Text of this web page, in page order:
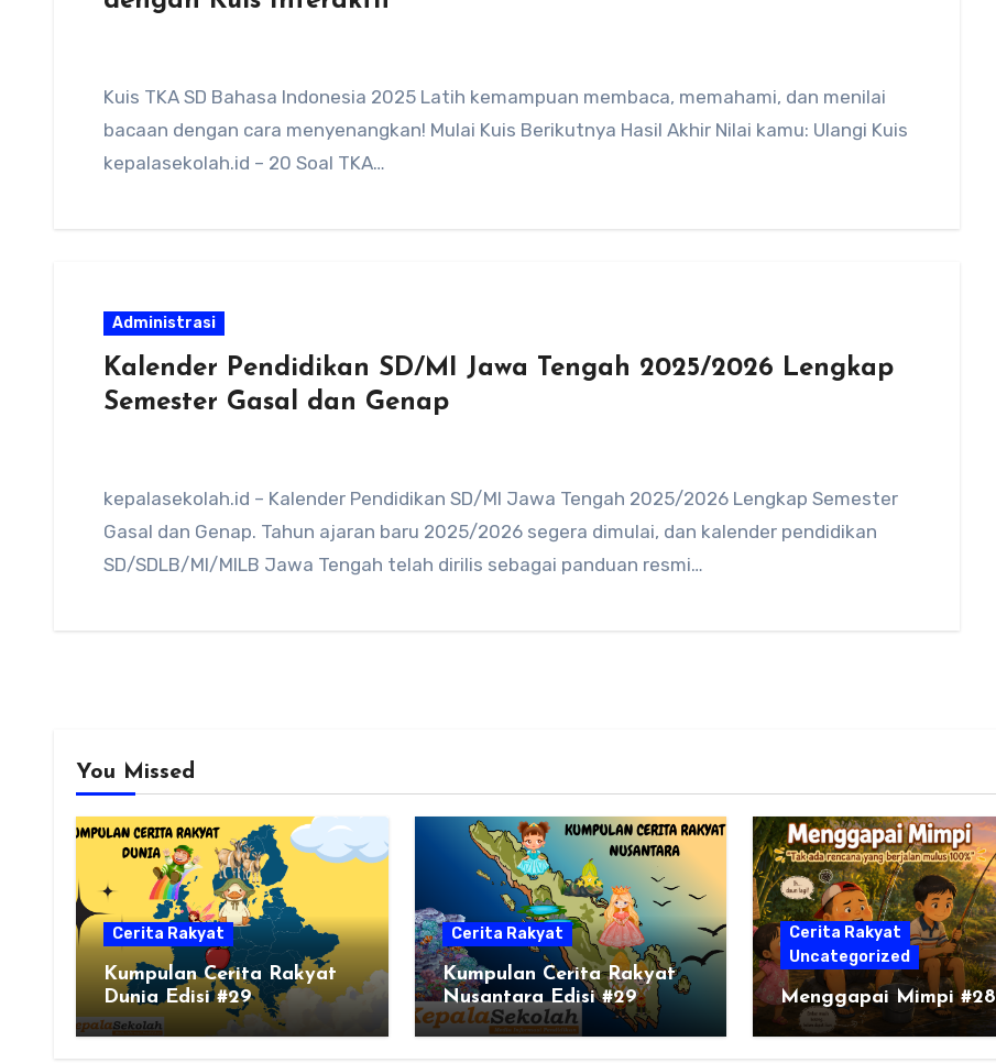
Kuis TKA SD Bahasa Indonesia 2025 Latih kemampuan membaca, memahami, dan menilai
bacaan dengan cara menyenangkan! Mulai Kuis Berikutnya Hasil Akhir Nilai kamu: Ulangi Kuis
kepalasekolah.id – 20 Soal TKA…
Administrasi
Kalender Pendidikan SD/MI Jawa Tengah 2025/2026 Lengkap
Semester Gasal dan Genap
kepalasekolah.id – Kalender Pendidikan SD/MI Jawa Tengah 2025/2026 Lengkap Semester
Gasal dan Genap. Tahun ajaran baru 2025/2026 segera dimulai, dan kalender pendidikan
SD/SDLB/MI/MILB Jawa Tengah telah dirilis sebagai panduan resmi…
You Missed
Cerita Rakyat
Kumpulan Cerita Rakyat
Dunia Edisi #29
Cerita Rakyat
Kumpulan Cerita Rakyat
Nusantara Edisi #29
Cerita Rakyat
Uncategorized
Menggapai Mimpi #28